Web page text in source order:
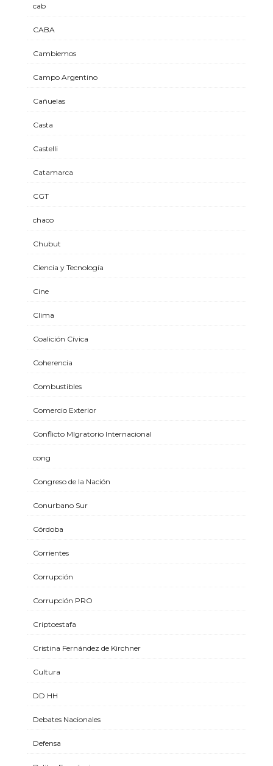
cab
CABA
Cambiemos
Campo Argentino
Cañuelas
Casta
Castelli
Catamarca
CGT
chaco
Chubut
Ciencia y Tecnología
Cine
Clima
Coalición Cívica
Coherencia
Combustibles
Comercio Exterior
Conflicto MIgratorio Internacional
cong
Congreso de la Nación
Conurbano Sur
Córdoba
Corrientes
Corrupción
Corrupción PRO
Criptoestafa
Cristina Fernández de Kirchner
Cultura
DD HH
Debates Nacionales
Defensa